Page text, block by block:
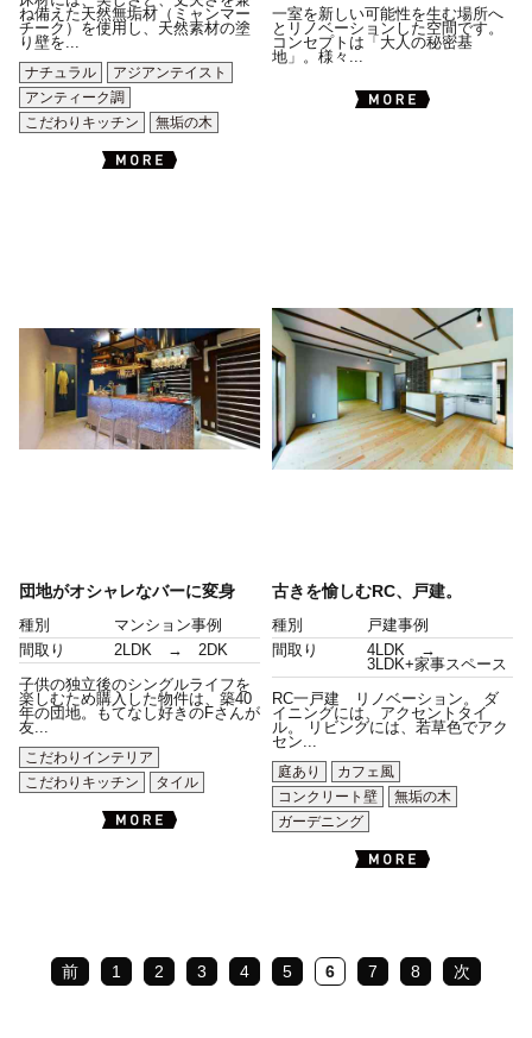
ね備えた天然無垢材（ミャンマー
チーク）を使用し、天然素材の塗
り壁を...
ナチュラル
アジアンテイスト
アンティーク調
こだわりキッチン
無垢の木
一室を新しい可能性を生む場所へ
とリノベーションした空間です。
コンセプトは「大人の秘密基
地」。様々...
団地がオシャレなバーに変身
種別
マンション事例
間取り
2LDK → 2DK
子供の独立後のシングルライフを
楽しむため購入した物件は、築40
年の団地。もてなし好きのFさんが
友...
こだわりインテリア
こだわりキッチン
タイル
古きを愉しむRC、戸建。
種別
戸建事例
間取り
4LDK →
3LDK+家事スペース
RC一戸建 リノベーション。 ダ
イニングには、アクセントタイ
ル。 リビングには、若草色でアク
セン...
庭あり
カフェ風
コンクリート壁
無垢の木
ガーデニング
前 1 2 3 4 5 6 7 8 次